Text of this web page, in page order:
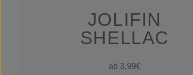
JOLIFIN
SHELLAC
ab 3,99€